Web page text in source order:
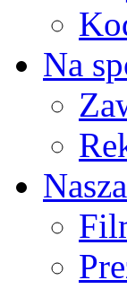
Na